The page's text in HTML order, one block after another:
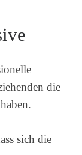
die
sich die